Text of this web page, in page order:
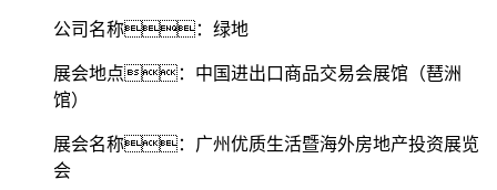
公司名称：绿地
展会地点：中国进出口商品交易会展馆（琶洲
馆）
展会名称：广州优质生活暨海外房地产投资展览
会